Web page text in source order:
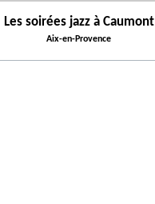
Les soirées jazz à Caumont
Aix-en-Provence